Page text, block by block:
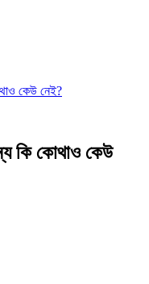
কেউ নেই?
কি কোথাও কেউ